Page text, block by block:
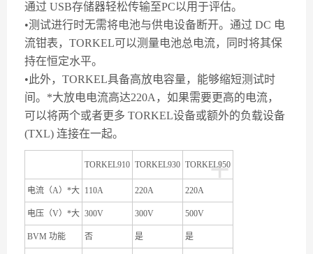
通过 USB存储器轻松传输至PC以用于评估。
•测试进行时无需将电池与供电设备断开。通过 DC 电
流钳表，TORKEL可以测量电池总电流，同时将其保
持在恒定水平。
•此外，TORKEL具备高放电容量，能够缩短测试时
间。*大放电电流高达220A，如果需要更高的电流，
可以将两个或者更多 TORKEL设备或额外的负载设备
(TXL) 连接在一起。
+
TORKEL910 TORKEL930 TORKEL950
电流（A）*大 110A 220A 220A
电压（V）*大 300V 300V 500V
BVM 功能 否 是 是